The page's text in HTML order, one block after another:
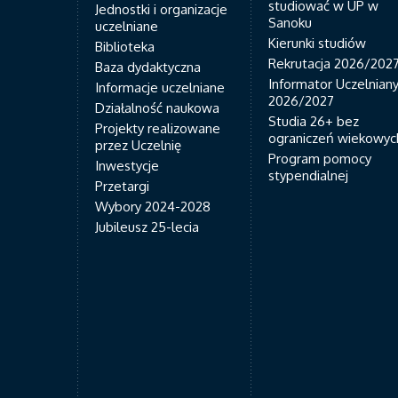
Jednostki i organizacje
uczelniane
Biblioteka
Baza dydaktyczna
Informacje uczelniane
Działalność naukowa
Projekty realizowane
przez Uczelnię
Inwestycje
Przetargi
Wybory 2024-2028
Jubileusz 25-lecia
studiować w UP w
Sanoku
Kierunki studiów
Rekrutacja 2026/2027
Informator Uczelniany
2026/2027
Studia 26+ bez
ograniczeń
Program pomocy
stypendialnej